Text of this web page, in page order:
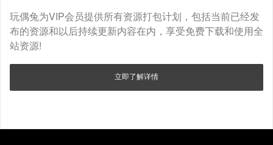
玩偶兔为VIP会员提供所有资源打包计划，包括当前已经发
布的资源和以后持续更新内容在内，享受免费下载和使用全
站资源!
立即了解详情